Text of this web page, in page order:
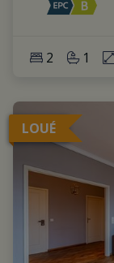
2 1
LOUÉ